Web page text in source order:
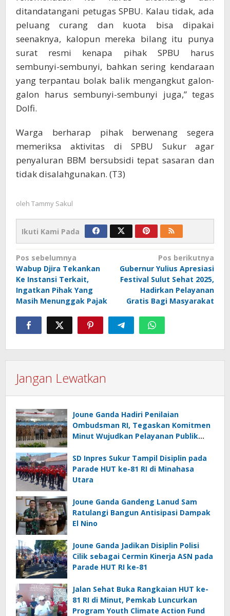
ditandatangani petugas SPBU. Kalau tidak, ada
peluang curang dan kuota bisa dipakai
seenaknya, kalopun mereka bilang itu punya
surat resmi kenapa pihak SPBU harus
sembunyi-sembunyi, bahkan sering kendaraan
yang terpantau bolak balik mengangkut galon-
galon harus sembunyi-sembunyi juga,” tegas
Dolfi.
Warga berharap pihak berwenang segera
memeriksa aktivitas di SPBU Sukur agar
penyaluran BBM bersubsidi tepat sasaran dan
tidak disalahgunakan. (T3)
oleh Tammy Sakul
Ikuti Kami Pada
Navigasi
pos
Pos sebelumnya
Wabup Djira Tekankan
Ke Instansi Terkait,
Ingatkan Pihak Yang
Masih Menunggak Pajak
Pos berikutnya
Gubernur Yulius Apresiasi
Festival Sulut Sehat 2025,
Hadirkan Pelayanan
Gratis Bagi Masyarakat
Jangan Lewatkan
Joune Ganda Hadiri Penilaian
Ombudsman RI, Tegaskan Komitmen
Minut Wujudkan Pelayanan Publik
SD Inpres Sukur Tampil Disiplin pada
Parade HUT ke-81 RI di Minahasa
Utara
Joune Ganda Gandeng Lanud Sam
Ratulangi Bangun Antisipasi Dampak
El Nino
Joune Ganda Jadikan Disiplin Polisi
Cilik sebagai Cermin Kinerja ASN pada
Parade HUT RI ke-81
Jalan Sehat Buka Rangkaian HUT ke-
81 RI di Minut, Pemkab Luncurkan
Program Youth Climate Action Fund